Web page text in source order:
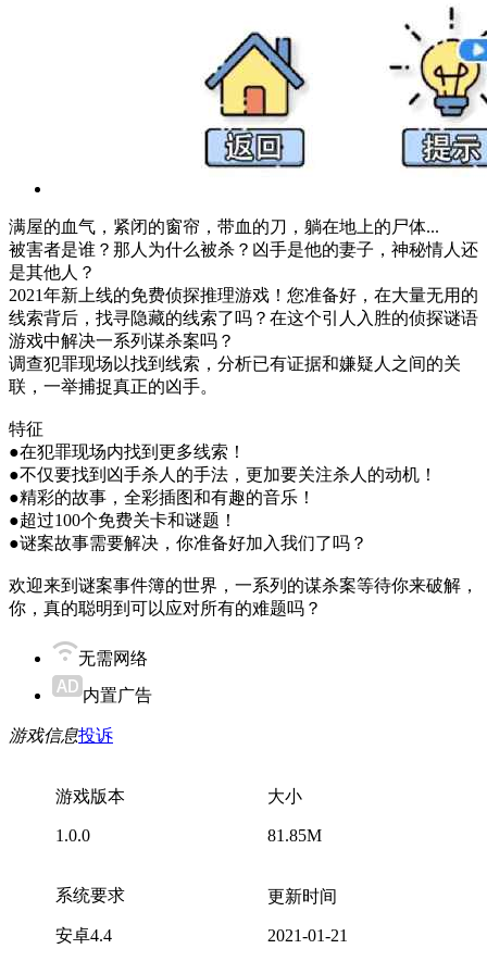
满屋的血气，紧闭的窗帘，带血的刀，躺在地上的尸体...
被害者是谁？那人为什么被杀？凶手是他的妻子，神秘情人还
是其他人？
2021年新上线的免费侦探推理游戏！您准备好，在大量无用的
线索背后，找寻隐藏的线索了吗？在这个引人入胜的侦探谜语
游戏中解决一系列谋杀案吗？
调查犯罪现场以找到线索，分析已有证据和嫌疑人之间的关
联，一举捕捉真正的凶手。
特征
●在犯罪现场内找到更多线索！
●不仅要找到凶手杀人的手法，更加要关注杀人的动机！
●精彩的故事，全彩插图和有趣的音乐！
●超过100个免费关卡和谜题！
●谜案故事需要解决，你准备好加入我们了吗？
欢迎来到谜案事件簿的世界，一系列的谋杀案等待你来破解，
你，真的聪明到可以应对所有的难题吗？
无需网络
内置广告
游戏信息投诉
游戏版本
1.0.0
大小
81.85M
系统要求
安卓4.4
更新时间
2021-01-21